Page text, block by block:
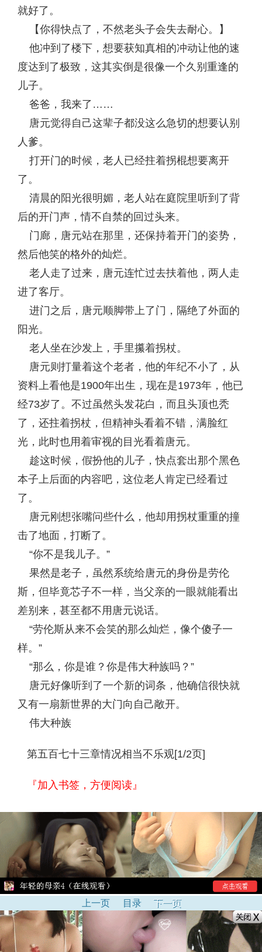
就好了。
【你得快点了，不然老头子会失去耐心。】
他冲到了楼下，想要获知真相的冲动让他的速
度达到了极致，这其实倒是很像一个久别重逢的
儿子。
爸爸，我来了……
唐元觉得自己这辈子都没这么急切的想要认别
人爹。
打开门的时候，老人已经拄着拐棍想要离开
了。
清晨的阳光很明媚，老人站在庭院里听到了背
后的开门声，情不自禁的回过头来。
门廊，唐元站在那里，还保持着开门的姿势，
然后他笑的格外的灿烂。
老人走了过来，唐元连忙过去扶着他，两人走
进了客厅。
进门之后，唐元顺脚带上了门，隔绝了外面的
阳光。
老人坐在沙发上，手里攥着拐杖。
唐元则打量着这个老者，他的年纪不小了，从
资料上看他是1900年出生，现在是1973年，他已
经73岁了。不过虽然头发花白，而且头顶也秃
了，还拄着拐杖，但精神头看着不错，满脸红
光，此时也用着审视的目光看着唐元。
趁这时候，假扮他的儿子，快点套出那个黑色
本子上后面的内容吧，这位老人肯定已经看过
了。
唐元刚想张嘴问些什么，他却用拐杖重重的撞
击了地面，打断了。
“你不是我儿子。”
果然是老子，虽然系统给唐元的身份是劳伦
斯，但毕竟芯子不一样，当父亲的一眼就能看出
差别来，甚至都不用唐元说话。
“劳伦斯从来不会笑的那么灿烂，像个傻子一
样。”
“那么，你是谁？你是伟大种族吗？”
唐元好像听到了一个新的词条，他确信很快就
又有一扇新世界的大门向自己敞开。
伟大种族
第五百七十三章情况相当不乐观[1/2页]
『加入书签，方便阅读』
上一页 目录 下一页